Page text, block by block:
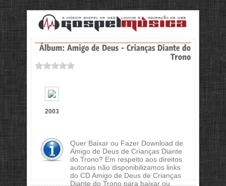
2003
Quer Baixar ou Fazer Download de
Amigo de Deus de Crianças Diante
do Trono? Em respeito aos direitos
autorais não disponibilizamos links
do CD Amigo de Deus de Crianças
Diante do Trono para baixar ou